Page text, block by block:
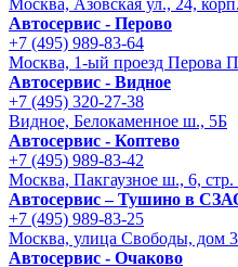
Москва, Азовская ул., 24,
Автосервис - Перово
+7 (495) 989-83-64
Москва, 1-ый проезд Перова
Автосервис - Видное
+7 (495) 320-27-38
Видное, Белокаменное ш., 5Б
Автосервис - Коптево
+7 (495) 989-83-42
Москва, Пакгаузное ш., 6, стр.
Автосервис – Тушино в
+7 (495) 989-83-25
Москва, улица Свободы, дом
Автосервис - Очаково